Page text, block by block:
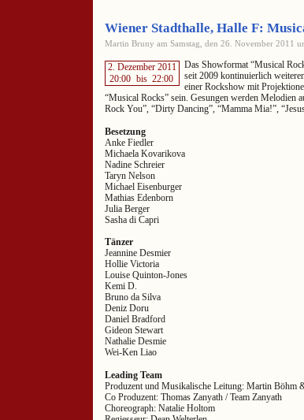
Wiener Stadthalle, Halle F:
Martin Bruny am Samstag, den 26. November 2011
2. Dezember 2011
20:00 bis 22:00
Das Showformat “Musical
seit 2009 kontinuierlich
einer Rockshow mit
“Musical Rocks” sein. Gesungen werden Melodien
Rock You”, “Dirty Dancing”, “Mamma Mia!”,
Besetzung
Anke Fiedler
Michaela Kovarikova
Nadine Schreier
Taryn Nelson
Michael Eisenburger
Mathias Edenborn
Julia Berger
Sasha di Capri
Tänzer
Jeannine Desmier
Hollie Victoria
Louise Quinton-Jones
Kemi D.
Bruno da Silva
Deniz Doru
Daniel Bradford
Gideon Stewart
Nathalie Desmie
Wei-Ken Liao
Leading Team
Produzent und Musikalische Leitung: Martin Böhm
Co Produzent: Thomas Zanyath / Team Zanyath
Choreograph: Natalie Holtom